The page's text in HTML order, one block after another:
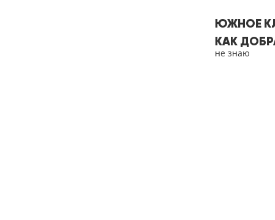
ЮЖНОЕ
КАК
не знаю